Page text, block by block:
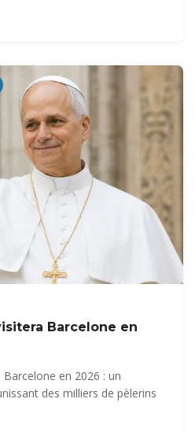
Barcelone en
en 2026 : un
des milliers de pèlerins